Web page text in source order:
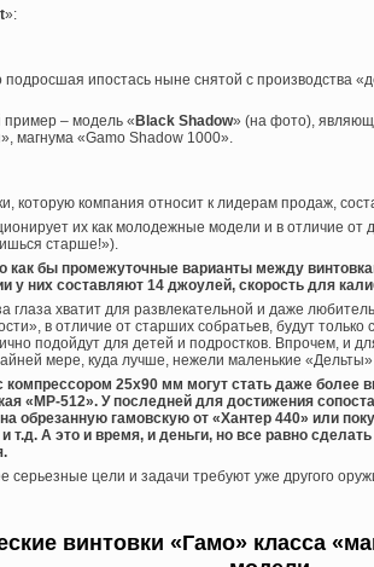
»:
подросшая ипостась ныне снятой с производства
– модель «Black Shadow» (на фото),
магнума «Gamo Shadow 1000».
которую компания относит к лидерам продаж,
их как молодежные модели и в отличие от
старше!»).
как бы промежуточные варианты между
у них составляют 14 джоулей, скорость для
глаза хватит для развлекательной и даже
в отличие от старших собратьев, будут
подойдут для детей и подростков. Впрочем, и
мере, куда лучше, нежели маленькие
компрессором 25х90 мм могут стать даже более
«МР-512». У последней для достижения
обрезанную гамовскую от «Хантер 440» или
и т.д. А это и время, и деньги, но все равно
серьезные цели и задачи требуют уже другого
винтовки «Гамо» класса